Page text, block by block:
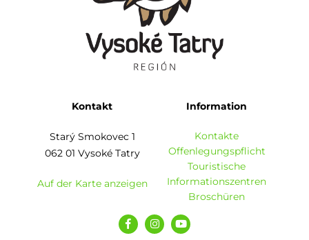
Kontakt
Starý Smokovec 1
062 01 Vysoké Tatry
Auf der Karte anzeigen
Information
Kontakte
Offenlegungspflicht
Touristische
Informationszentren
Broschüren